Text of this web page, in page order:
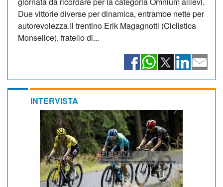
Due vittorie diverse per dinamica, entrambe nette per
autorevolezza.Il trentino Erik Magagnotti (Ciclistica
Monselice), fratello di...
INTERVISTA